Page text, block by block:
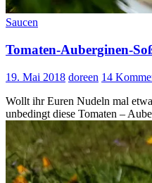
Saucen
Tomaten-Auberginen-
19. Mai 2018 doreen 14
Wollt ihr Euren Nudeln mal
unbedingt diese Tomaten –